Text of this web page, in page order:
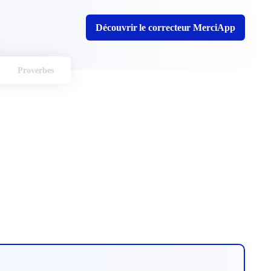
Découvrir le correcteur MerciApp
Proverbes